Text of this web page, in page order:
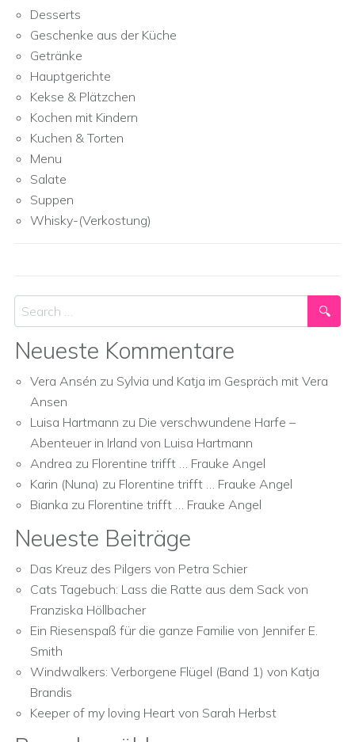
Desserts
Geschenke aus der Küche
Getränke
Hauptgerichte
Kekse & Plätzchen
Kochen mit Kindern
Kuchen & Torten
Menu
Salate
Suppen
Whisky-(Verkostung)
Search
Neueste Kommentare
Vera Ansén zu Sylvia und Katja im Gespräch mit Vera
Ansen
Luisa Hartmann zu Die verschwundene Harfe –
Abenteuer in Irland von Luisa Hartmann
Andrea zu Florentine trifft … Frauke Angel
Karin (Nuna) zu Florentine trifft … Frauke Angel
Bianka zu Florentine trifft … Frauke Angel
Neueste Beiträge
Das Kreuz des Pilgers von Petra Schier
Cats Tagebuch: Lass die Ratte aus dem Sack von
Franziska Höllbacher
Ein Riesenspaß für die ganze Familie von Jennifer E.
Smith
Windwalkers: Verborgene Flügel (Band 1) von Katja
Brandis
Keeper of my loving Heart von Sarah Herbst